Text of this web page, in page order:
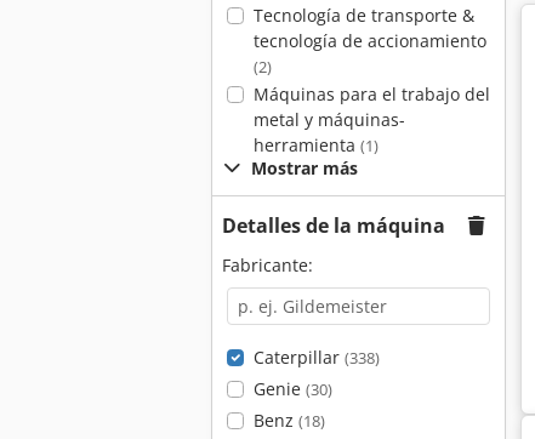
Tecnología de transporte &
tecnología de accionamiento
(2)
Máquinas para el trabajo del
metal y máquinas-
herramienta (1)
Mostrar más
Detalles de la máquina
Fabricante:
Caterpillar (338)
Genie (30)
Benz (18)